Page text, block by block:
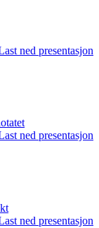
ned presentasjon
ned presentasjon
ned presentasjon